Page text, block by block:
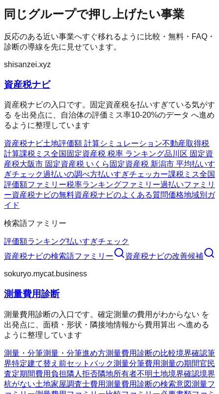
同じグループで押し上げたい事業
反応のある近い事業へすぐ移れるように比較・無料・FAQ・
診断の導線を先に見せています。
shisanzei.xyz
資産税ナビ
資産税ナビの入口です。固定資産税を払いすぎている気がす
る を出発点に、自治体の評価ミス率10-20%のデータ へ進め
るように整理しています
資産税ナビ土地評価額 計算シミュレーション不動産取得税
計算課税ミス全国 固定資産税 税率 ランキング品川区 固定資
産税大阪市 固定資産税 いくら 固定資産税 新潟市 平均払いす
ぎチェック過払いの調べ方払いすぎチェッカー課税ミス全国
評価額ファミリー税率ランキングファミリー過払いファミリ
ー資産税ナビの無料資産税ナビのよくある質問価格地域別ガ
イド
検索語ファミリー
評価額ランキング払いすぎチェック
資産税ナビの検索語ファミリー 資産税ナビの改善候補
sokuryo.mycat.business
測量費用診断
測量費用診断の入口です。確定測量の費用がわからない を
出発点に、面積・形状・隣接地情報から費用算出 へ進める
ように整理しています
測量・分筆測量・分筆進め方測量費用診断の比較境界確認筆
界特定建て替え前セットバック測量分筆費用測量の期間官民
査定期間費用負担 隣人拒否隣地所有者不明土地境界確認境界
杭がない土地家屋調査士費用測量費用診断の検索意図測量フ